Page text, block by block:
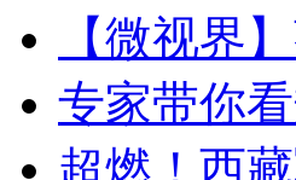
【微视界
专家带你
超燃！西